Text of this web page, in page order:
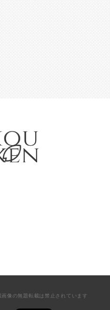
像の無題転載は禁止されています